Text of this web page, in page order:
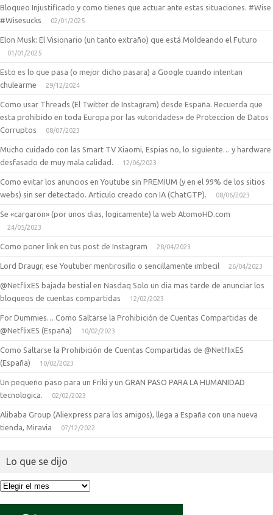
Bloqueo Injustificado y como tienes que actuar ante estas situaciones. #Wise
#Wisesucks
02/01/2025
Elon Musk: El Visionario (un tanto extraño) que está Moldeando el Futuro
01/01/2025
Esto es lo que pasa (o mejor dicho pasara) a Google cuando intentan
chulearme
29/12/2024
Como usar Threads (El Twitter de Instagram) desde España. Recuerda que
esta prohibido en toda Europa por las «utoridades» de Proteccion de Datos
Corruptos
08/07/2023
Mucho cuidado con las Smart TV Xiaomi, Espias no, lo siguiente… y hardware
desfasado de muy mala calidad.
12/06/2023
Como evitar los anuncios en Youtube sin PREMIUM (y en el 99% de los sitios
webs) sin ser detectado. Articulo creado con IA (ChatGTP).
08/06/2023
Se «cargaron» (por unos dias, logicamente) la web AtomoHD.com
24/05/2023
Como poner link en tus post de Instagram 28/04/2023
Lord Draugr, ese Youtuber mentirosillo o sencillamente imbecil 26/04/2023
@NetflixES bajada bestial en Nasdaq Solo un dia mas tarde de anunciar los
bloqueos de cuentas compartidas
12/02/2023
For Dummies… Como Saltarse la Prohibición de Cuentas Compartidas de
@NetflixES (España)
10/02/2023
Como Saltarse la Prohibición de Cuentas Compartidas de @NetflixES
(España)
10/02/2023
Un pequeño paso para un Friki y un GRAN PASO PARA LA HUMANIDAD
tecnologica.
02/02/2023
Alibaba Group (Aliexpress para los amigos), llega a España con una nueva
tienda, Miravia
07/12/2022
Lo que se dijo
Lo